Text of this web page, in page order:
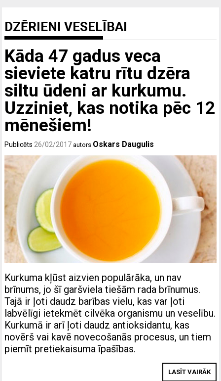
DZĒRIENI VESELĪBAI
Kāda 47 gadus veca
sieviete katru rītu dzēra
siltu ūdeni ar kurkumu.
Uzziniet, kas notika pēc 12
mēnešiem!
Publicēts 26/02/2017 autors Oskars Daugulis
Kurkuma kļūst aizvien populārāka, un nav
brīnums, jo šī garšviela tiešām rada brīnumus.
Tajā ir ļoti daudz barības vielu, kas var ļoti
labvēlīgi ietekmēt cilvēka organismu un veselību.
Kurkumā ir arī ļoti daudz antioksidantu, kas
novērš vai kavē novecošanās procesus, un tiem
piemīt pretiekaisuma īpašības.
LASĪT VAIRĀK